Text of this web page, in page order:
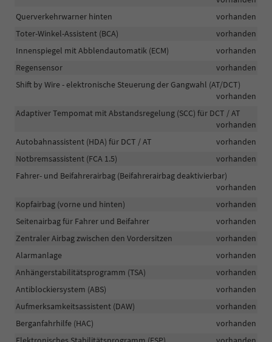
Querverkehrwarner hinten
vorhanden
Toter-Winkel-Assistent (BCA)
vorhanden
Innenspiegel mit Abblendautomatik (ECM)
vorhanden
Regensensor
vorhanden
Shift by Wire - elektronische Steuerung der Gangwahl (AT/DCT)
vorhanden
Adaptiver Tempomat mit Abstandsregelung (SCC) für DCT / AT
vorhanden
Autobahnassistent (HDA) für DCT / AT
vorhanden
Notbremsassistent (FCA 1.5)
vorhanden
Fahrer- und Beifahrerairbag (Beifahrerairbag deaktivierbar)
vorhanden
Kopfairbag (vorne und hinten)
vorhanden
Seitenairbag für Fahrer und Beifahrer
vorhanden
Zentraler Airbag zwischen den Vordersitzen
vorhanden
Alarmanlage
vorhanden
Anhängerstabilitätsprogramm (TSA)
vorhanden
Antiblockiersystem (ABS)
vorhanden
Aufmerksamkeitsassistent (DAW)
vorhanden
Berganfahrhilfe (HAC)
vorhanden